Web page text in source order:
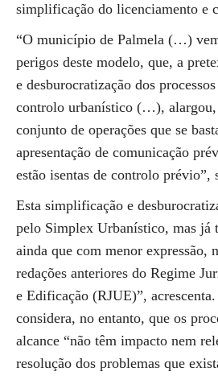
simplificação do licenciamento e
“O município de Palmela (…)
perigos deste modelo, que, a
e desburocratização dos
controlo urbanístico (…), alargou,
conjunto de operações que se
apresentação de comunicação
estão isentas de controlo prévio”,
Esta simplificação e
pelo Simplex Urbanístico, mas já
ainda que com menor expressão,
redações anteriores do Regime
e Edificação (RJUE)”,
considera, no entanto, que os
alcance “não têm impacto nem
resolução dos problemas que